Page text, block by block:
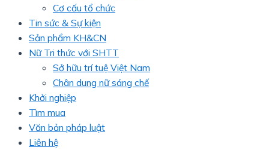
Cơ cấu tổ chức
Tin sức & Sự kiện
Sản phẩm KH&CN
Nữ Tri thức với SHTT
Sở hữu trí tuệ Việt Nam
Chân dung nữ sáng chế
Khởi nghiệp
Tìm mua
Văn bản pháp luật
Liên hệ